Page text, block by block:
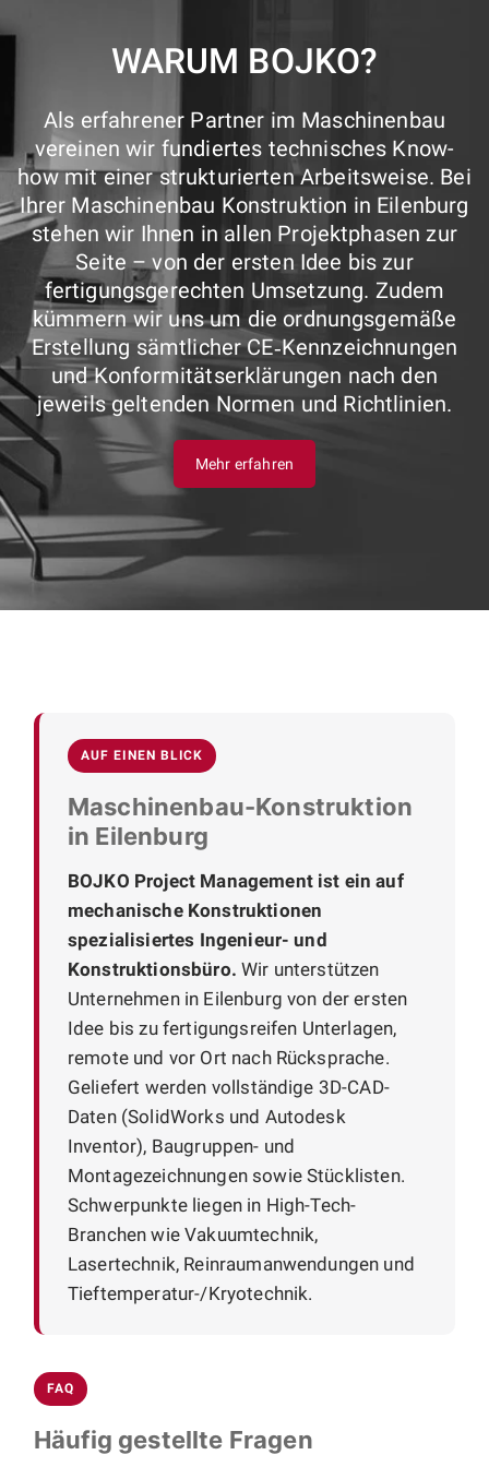
WARUM BOJKO?
Als erfahrener Partner im Maschinenbau
vereinen wir fundiertes technisches Know-
how mit einer strukturierten Arbeitsweise. Bei
Ihrer Maschinenbau Konstruktion in Eilenburg
stehen wir Ihnen in allen Projektphasen zur
Seite – von der ersten Idee bis zur
fertigungsgerechten Umsetzung. Zudem
kümmern wir uns um die ordnungsgemäße
Erstellung sämtlicher CE‑Kennzeichnungen
und Konformitätserklärungen nach den
jeweils geltenden Normen und Richtlinien.
Mehr erfahren
AUF EINEN BLICK
Maschinenbau-Konstruktion
in Eilenburg
BOJKO Project Management ist ein auf
mechanische Konstruktionen
spezialisiertes Ingenieur- und
Konstruktionsbüro. Wir unterstützen
Unternehmen in Eilenburg von der ersten
Idee bis zu fertigungsreifen Unterlagen,
remote und vor Ort nach Rücksprache.
Geliefert werden vollständige 3D-CAD-
Daten (SolidWorks und Autodesk
Inventor), Baugruppen- und
Montagezeichnungen sowie Stücklisten.
Schwerpunkte liegen in High-Tech-
Branchen wie Vakuumtechnik,
Lasertechnik, Reinraumanwendungen und
Tieftemperatur-/Kryotechnik.
FAQ
Häufig gestellte Fragen